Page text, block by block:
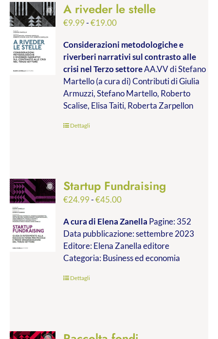
A riveder le stelle
€9.99-€19.00Fascia
prezzo:
da
€9.99
a
€19.00
Considerazioni metodologiche e
riverberi narrativi sul contrasto alle
crisi nel Terzo settoreAA.VV di Stefano
Martello (a cura di) Contributi di Giulia
Armuzzi, Stefano Martello, Roberto
Scalise, Elisa Taiti, Roberta Zarpellon
Dettagli
Startup Fundraising
€24.99-€45.00Fascia
prezzo:
da
€24.99
a
A cura di Elena Zanella Pagine: 352
Data pubblicazione: settembre 2023
Editore: Elena Zanella editore
Categoria: Business ed economia
Dettagli